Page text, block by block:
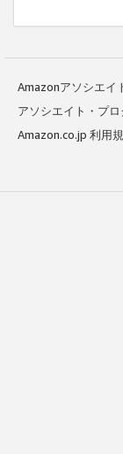
Amazonアソシエイ
アソシエイト・プ
Amazon.co.jp 利用